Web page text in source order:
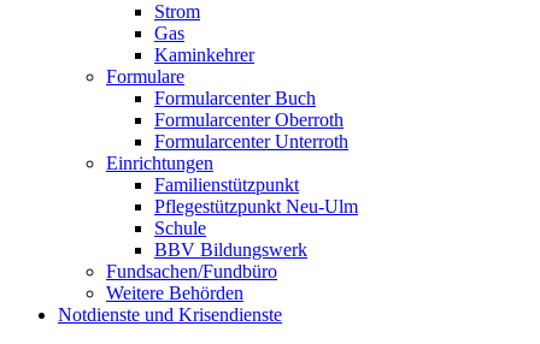
Strom
Gas
Kaminkehrer
Formulare
Formularcenter Buch
Formularcenter Oberroth
Formularcenter Unterroth
Einrichtungen
Familienstützpunkt
Pflegestützpunkt Neu-Ulm
Schule
BBV Bildungswerk
Fundsachen/Fundbüro
Weitere Behörden
Notdienste und Krisendienste